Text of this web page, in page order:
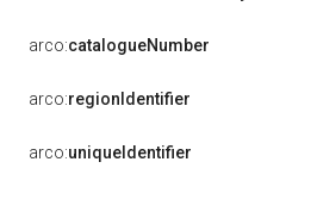
arco:catalogueNumber
arco:regionIdentifier
arco:uniqueIdentifier